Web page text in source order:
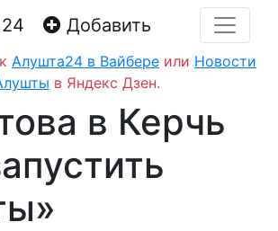
Добавить
Алушта24 в Вайбере или Новости
в Яндекс Дзен.
в Керчь